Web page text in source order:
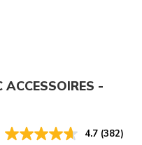
ACCESSOIRES -
4.7 (382)